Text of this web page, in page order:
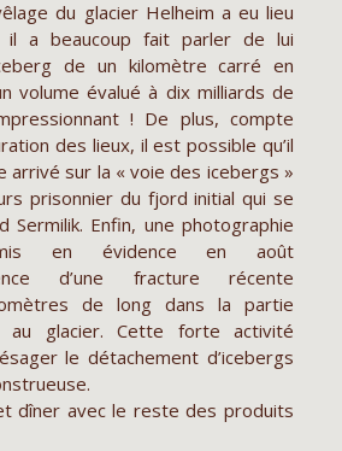
du glacier Helheim a eu lieu
a beaucoup fait parler de lui
de un kilomètre carré en
volume évalué à dix milliards de
! De plus, compte
des lieux, il est possible qu’il
arrivé sur la « voie des icebergs »
prisonnier du fjord initial qui se
Enfin, une photographie
en évidence en août
d’une fracture récente
de long dans la partie
au glacier. Cette forte activité
le détachement d’icebergs
dîner avec le reste des produits